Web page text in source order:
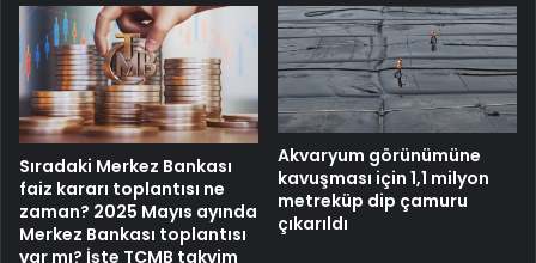
Sıradaki Merkez Bankası
faiz kararı toplantısı ne
zaman? 2025 Mayıs ayında
Merkez Bankası toplantısı
var mı? İşte TCMB takvim
Akvaryum görünümüne
kavuşması için 1,1 milyon
metreküp dip çamuru
çıkarıldı